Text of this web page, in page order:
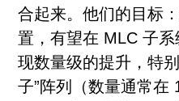
合起来。他们的目标
置，有望在 MLC 子
现数量级的提升，特
子”阵列（数量通常在